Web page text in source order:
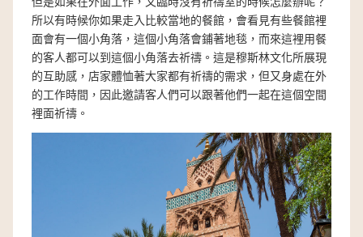
所以有時候你如果走入比較當地的餐館，會看見有些餐館裡
面會有一個小角落，這個小角落會鋪著地毯，而來這裡用餐
的客人都可以到這個小角落去祈禱。這是穆斯林文化所展現
的互助感，店家體恤著大家都有祈禱的需求，但又身處在外
的工作時間，因此邀請客人們可以跟著他們一起在這個空間
裡面祈禱。